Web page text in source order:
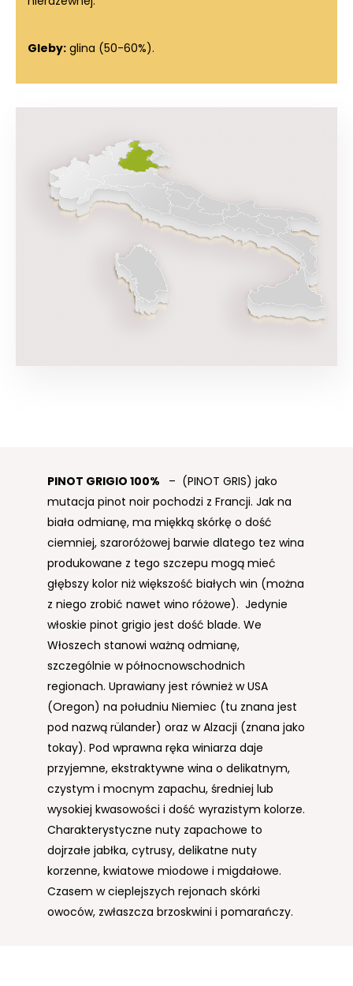
Gleby: glina (50-60%).
PINOT GRIGIO 100%
– (PINOT GRIS) jako
mutacja pinot noir pochodzi z Francji. Jak na
biała odmianę, ma miękką skórkę o dość
ciemniej, szaroróżowej barwie dlatego tez wina
produkowane z tego szczepu mogą mieć
głębszy kolor niż większość białych win (można
z niego zrobić nawet wino różowe). Jedynie
włoskie pinot grigio jest dość blade. We
Włoszech stanowi ważną odmianę,
szczególnie w północnowschodnich
regionach. Uprawiany jest również w USA
(Oregon) na południu Niemiec (tu znana jest
pod nazwą rülander) oraz w Alzacji (znana jako
tokay). Pod wprawna ręka winiarza daje
przyjemne, ekstraktywne wina o delikatnym,
czystym i mocnym zapachu, średniej lub
wysokiej kwasowości i dość wyrazistym kolorze.
Charakterystyczne nuty zapachowe to
dojrzałe jabłka, cytrusy, delikatne nuty
korzenne, kwiatowe miodowe i migdałowe.
Czasem w cieplejszych rejonach skórki
owoców, zwłaszcza brzoskwini i pomarańczy.